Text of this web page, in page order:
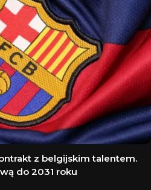
z belgijskim talentem.
do 2031 roku